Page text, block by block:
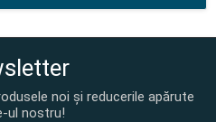
noi și reducerile apărute
ul nostru!